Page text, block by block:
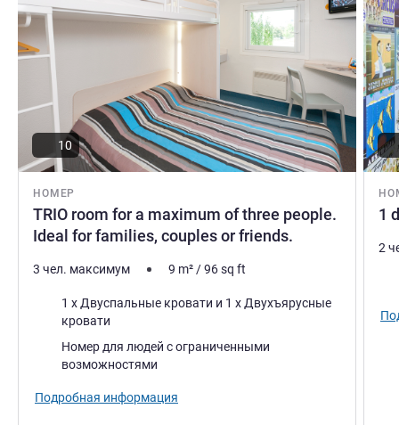
НОМЕР
TRIO room for a maximum of three people.
Ideal for families, couples or friends.
10
3 чел. максимум 9 m²/96sq ft
Постель1 x Двуспальные кровати и 1 x Двухъярусные
кровати
Номер для людей с ограниченными
возможностями
Подробная информация
1
2